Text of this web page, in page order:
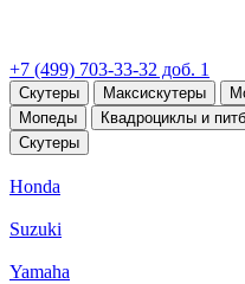
+7 (499) 703-33-32 доб. 1
Скутеры Максискутеры
Мопеды
Квадроциклы и
Скутеры
Honda
Suzuki
Yamaha